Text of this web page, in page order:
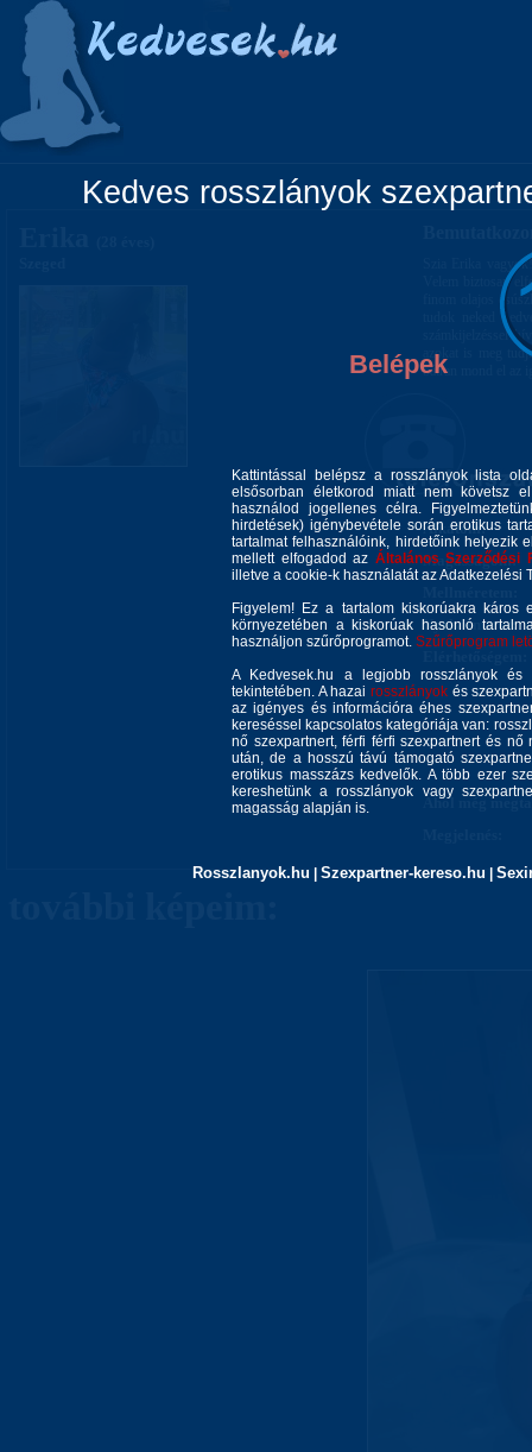
Kedves rosszlányok
Belépek
Kattintással belépsz a rosszlányok lista
elsősorban életkorod miatt nem követsz
használod jogellenes célra.
hirdetések) igénybevétele során erotikus
tartalmat felhasználóink, hirdetőink helyezik
mellett elfogadod az Általános Szerződési
illetve a cookie-k használatát az Adatkezelési
Figyelem! Ez a tartalom kiskorúakra káros
környezetében a kiskorúak hasonló
használjon szűrőprogramot. Szűrőprogram
A Kedvesek.hu a legjobb rosszlányok és
tekintetében. A hazairosszlányok és
az igényes és információra éhes
kereséssel kapcsolatos kategóriája van:
nő szexpartnert, férfi férfi szexpartnert és
után, de a hosszú távú támogató
erotikus masszázs kedvelők. A több ezer
kereshetünk a rosszlányok vagy
magasság alapján is.
Rosszlanyok.hu Szexpartner-kereso.hu
Szia Erika
Velem biztosan
finom olajos
tudok neked
számkijelzéssel
azokat is meg
bátran mond el az
Alkatom:
Magasságom:
Nyelvismeret:
Ahol még